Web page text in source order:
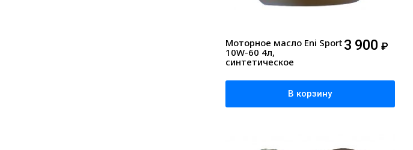
Моторное масло Eni Sport
10W-60 4л,
синтетическое
3 900 ₽
В корзину